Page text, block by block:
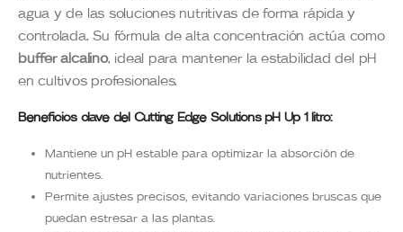
agua y de las soluciones nutritivas de forma rápida y
controlada. Su fórmula de alta concentración actúa como
buffer alcalino, ideal para mantener la estabilidad del pH
en cultivos profesionales.
Beneficios clave del Cutting Edge Solutions pH Up 1 litro:
Mantiene un pH estable para optimizar la absorción de
nutrientes.
Permite ajustes precisos, evitando variaciones bruscas que
puedan estresar a las plantas.